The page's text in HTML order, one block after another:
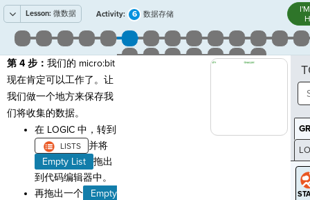
Lesson: 微数据 Activity: 6 数据存储
第 4 步： 我们的 micro:bit
现在肯定可以工作了。让
我们做一个地方来保存我
们将收集的数据。
在 LOGIC 中，转到
并将
Empty List
拖出
到代码编辑器中。
再拖出一个
Empty